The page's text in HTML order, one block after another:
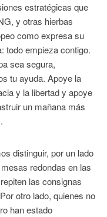
estratégicas que
y otras hierbas
como expresa su
todo empieza contigo.
sea segura,
tu ayuda. Apoye la
y la libertad y apoye
un mañana más
distinguir, por un lado
redondas en las
las consignas
otro lado, quienes no
han estado